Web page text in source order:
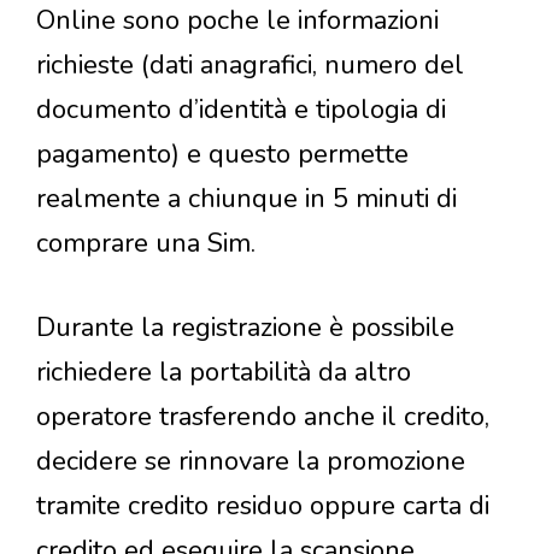
Online sono poche le informazioni
richieste (dati anagrafici, numero del
documento d’identità e tipologia di
pagamento) e questo permette
realmente a chiunque in 5 minuti di
comprare una Sim.
Durante la registrazione è possibile
richiedere la portabilità da altro
operatore trasferendo anche il credito,
decidere se rinnovare la promozione
tramite credito residuo oppure carta di